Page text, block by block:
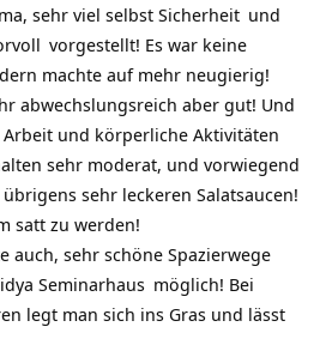
sehr viel selbst Sicherheit und
vorgestellt! Es war keine
machte auf mehr neugierig!
abwechslungsreich aber gut! Und
und körperliche Aktivitäten
sehr moderat, und vorwiegend
sehr leckeren Salatsaucen!
satt zu werden!
auch, sehr schöne Spazierwege
Seminarhaus möglich! Bei
legt man sich ins Gras und lässt